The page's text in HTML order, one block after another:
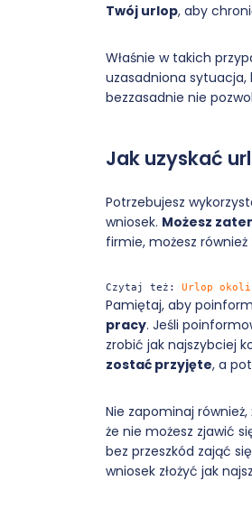
Twój urlop, aby
Właśnie w takich
uzasadniona sytuacja,
bezzasadnie nie
Jak uzyskać
Potrzebujesz
wniosek. Możesz
firmie, możesz
Czytaj też: Urlop
Pamiętaj, aby
pracy. Jeśli
zrobić jak najszybciej
zostać przyjęte, a
Nie zapominaj
że nie możesz zjawić
bez przeszkód zająć
wniosek złożyć jak